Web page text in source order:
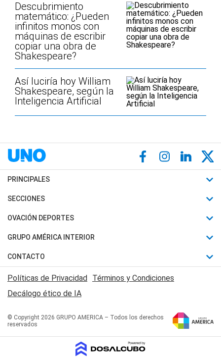
Descubrimiento
matemático: ¿Pueden
infinitos monos con
máquinas de escribir
copiar una obra de
Shakespeare?
Así luciría hoy William
Shakespeare, según la
Inteligencia Artificial
PRINCIPALES
Últimas Noticias
Política
Judiciales
Economia
SECCIONES
Horóscopo
Motores
Trucos caseros
Series y Películas
Edictos y Solicitadas
OVACIÓN DEPORTES
Fútbol
Mundial
Automovilismo
Rugby
Básquet
GRUPO AMÉRICA INTERIOR
Canal 7 en Vivo
San Juan 8
CONTACTO
Acerca de Nosotros
Contactanos
Políticas de Privacidad Términos y Condiciones
Decálogo ético de IA
© Copyright 2026 GRUPO AMERICA – Todos los derechos
reservados